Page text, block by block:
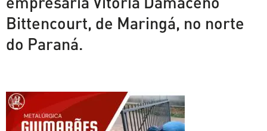
Bittencourt, de Maringá, no norte
do Paraná.